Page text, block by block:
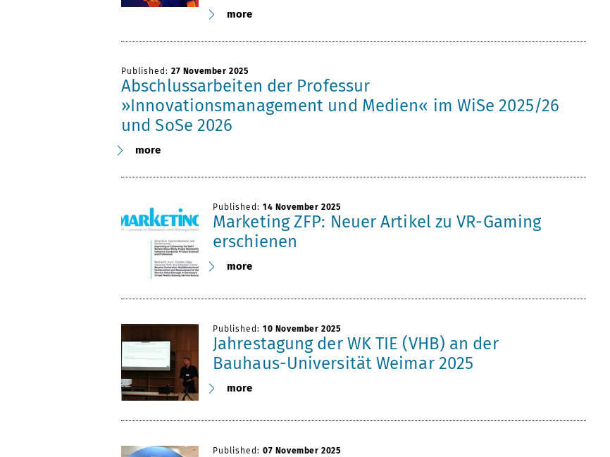
more
Published: 27 November 2025
Abschlussarbeiten der Professur
»Innovationsmanagement und Medien« im WiSe 2025/26
und SoSe 2026
more
Published: 14 November 2025
Marketing ZFP: Neuer Artikel zu VR-Gaming
erschienen
more
Published: 10 November 2025
Jahrestagung der WK TIE (VHB) an der
Bauhaus-Universität Weimar 2025
more
Published: 07 November 2025